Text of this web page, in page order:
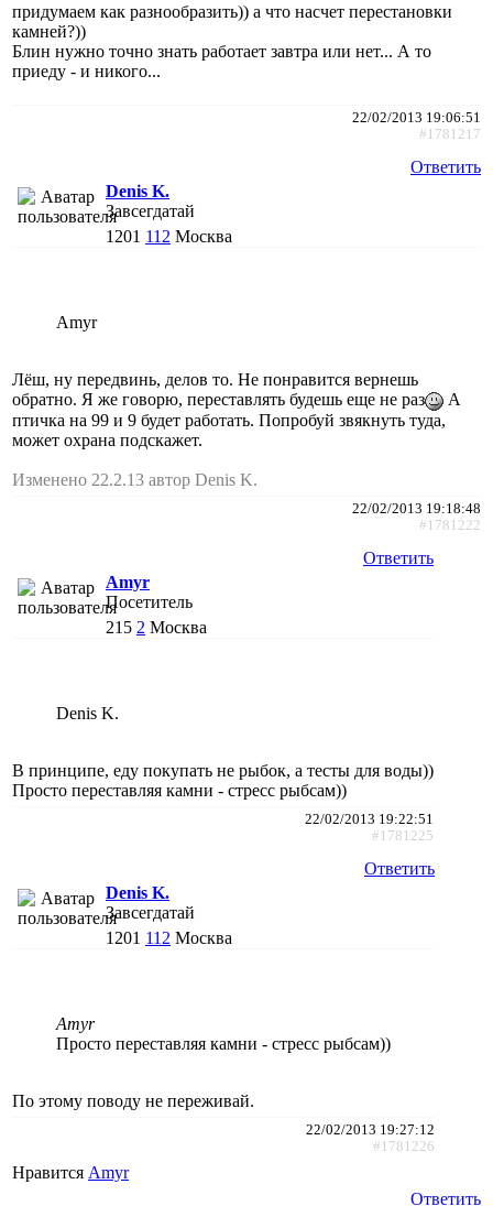
придумаем как разнообразить)) а что насчет перестановки
камней?))
Блин нужно точно знать работает завтра или нет... А то
приеду - и никого...
22/02/2013 19:06:51
#1781217
Ответить
Denis K.
Завсегдатай
1201 112 Москва
Amyr
Лёш, ну передвинь, делов то. Не понравится вернешь
обратно. Я же говорю, переставлять будешь еще не раз
А
птичка на 99 и 9 будет работать. Попробуй звякнуть туда,
может охрана подскажет.
Изменено 22.2.13 автор Denis K.
22/02/2013 19:18:48
#1781222
Ответить
Amyr
Посетитель
215 2 Москва
Denis K.
В принципе, еду покупать не рыбок, а тесты для воды))
Просто переставляя камни - стресс рыбсам))
22/02/2013 19:22:51
#1781225
Ответить
Denis K.
Завсегдатай
1201 112 Москва
Amyr
Просто переставляя камни - стресс рыбсам))
По этому поводу не переживай.
22/02/2013 19:27:12
#1781226
Нравится Amyr
Ответить